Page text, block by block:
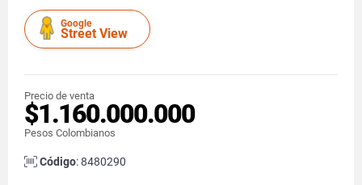
Google
Street View
Precio de venta
$1.160.000.000
Pesos Colombianos
Código: 8480290